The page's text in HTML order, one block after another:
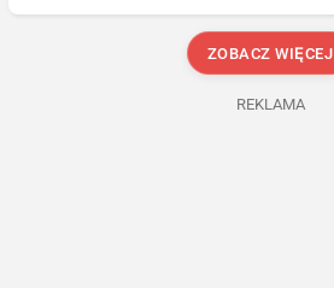
ZOBACZ WIĘCEJ
REKLAMA